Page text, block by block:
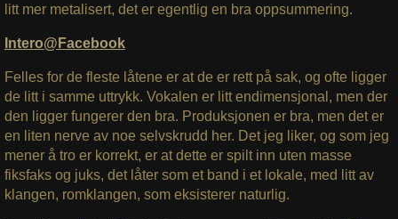
litt mer metalisert, det er egentlig en bra oppsummering.
Intero@Facebook
Felles for de fleste låtene er at de er rett på sak, og ofte ligger
de litt i samme uttrykk. Vokalen er litt endimensjonal, men der
den ligger fungerer den bra. Produksjonen er bra, men det er
en liten nerve av noe selvskrudd her. Det jeg liker, og som jeg
mener å tro er korrekt, er at dette er spilt inn uten masse
fiksfaks og juks, det låter som et band i et lokale, med litt av
klangen, romklangen, som eksisterer naturlig.